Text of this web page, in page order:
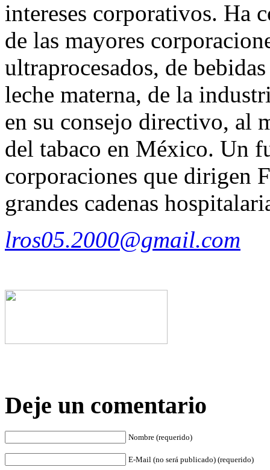
intereses corporativos. Ha
de las mayores
ultraprocesados, de
leche materna, de la
en su consejo directivo, al
del tabaco en México. Un
corporaciones que dirigen
grandes cadenas
lros05.2000@gmail.com
Deje un comentario
Nombre (requerido)
E-Mail (no será publicado) (requerido)